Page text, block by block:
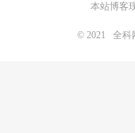
本站博客
© 2021 全科